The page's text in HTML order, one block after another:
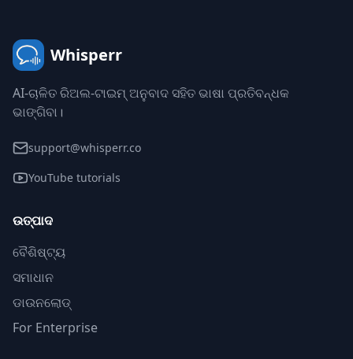
Whisperr
AI-ଚାଳିତ ରିଅଲ-ଟାଇମ୍ ଅନୁବାଦ ସହିତ ଭାଷା ପ୍ରତିବନ୍ଧକ
ଭାଙ୍ଗିବା।
support@whisperr.co
YouTube tutorials
ଉତ୍ପାଦ
ବୈଶିଷ୍ଟ୍ୟ
ସମାଧାନ
ଡାଉନଲୋଡ୍
For Enterprise